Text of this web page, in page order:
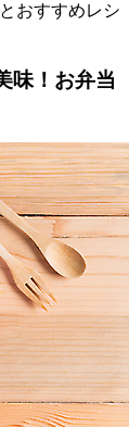
おすすめレシ
味！お弁当